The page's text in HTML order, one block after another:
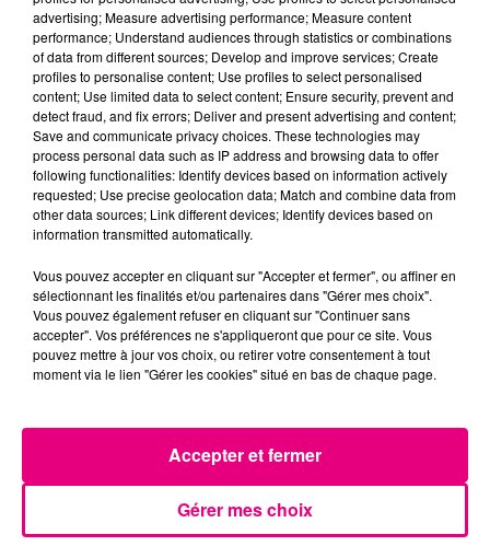
DONNENT RENDEZ-VOUS AU STUDIO 55
AVEC ...
À LA UNE
advertising; Measure advertising performance; Measure content
performance; Understand audiences through statistics or combinations
of data from different sources; Develop and improve services; Create
profiles to personalise content; Use profiles to select personalised
content; Use limited data to select content; Ensure security, prevent and
detect fraud, and fix errors; Deliver and present advertising and content;
Save and communicate privacy choices. These technologies may
process personal data such as IP address and browsing data to offer
following functionalities: Identify devices based on information actively
requested; Use precise geolocation data; Match and combine data from
other data sources; Link different devices; Identify devices based on
information transmitted automatically.
Vous pouvez accepter en cliquant sur "Accepter et fermer", ou affiner en
sélectionnant les finalités et/ou partenaires dans "Gérer mes choix".
Vous pouvez également refuser en cliquant sur "Continuer sans
accepter". Vos préférences ne s'appliqueront que pour ce site. Vous
pouvez mettre à jour vos choix, ou retirer votre consentement à tout
moment via le lien "Gérer les cookies" situé en bas de chaque page.
Gérer mes choix
Accepter et fermer